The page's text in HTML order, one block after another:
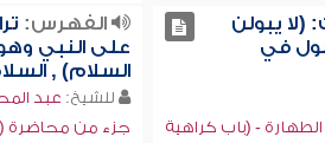
(لا يبولن
في
- (باب كراهية
الفهرس:
على النبي
السلام) ,
للشيخ: عبد
جزء من محاضرة (